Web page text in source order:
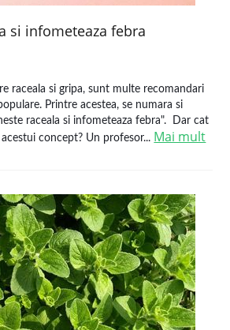
si infometeaza febra
raceala si gripa, sunt multe recomandari
Printre acestea, se numara si
raceala si infometeaza febra". Dar cat
concept? Un profesor... Mai mult